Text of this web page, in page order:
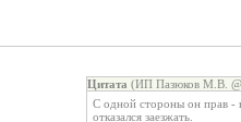
Цитата (ИП Пазюков М.В.
С одной стороны он прав -
отказался заезжать.